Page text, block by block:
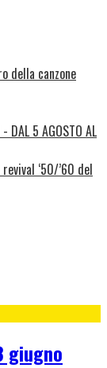
della canzone
- DAL 5 AGOSTO AL
‘50/’60 del
giugno